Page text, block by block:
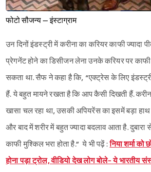
फोटो सौजन्य – इंस्टाग्राम
उन दिनों इंडस्ट्री में करीना का करियर काफी ज्यादा
प्रेगनेंट होने का डिसीजन लेना उनके करियर पर
सकता था. सैफ ने कहा है कि, “एक्ट्रेस के लिए इंडस्ट्री
हैं. ये बहुत मायने रखता है कि आप कैसी दिखती हैं.
खासा चल रहा था, उसकी अपियरेंस का इसमें बड़ा हाथ
और बाद में शरीर में बहुत ज्यादा बदलाव आता है.
काफी मुश्किल भरा होता है.” ये भी पढ़ें :निया शर्मा
होना पड़ा ट्रोल, वीडियो देख लोग बोले- ये भारतीय